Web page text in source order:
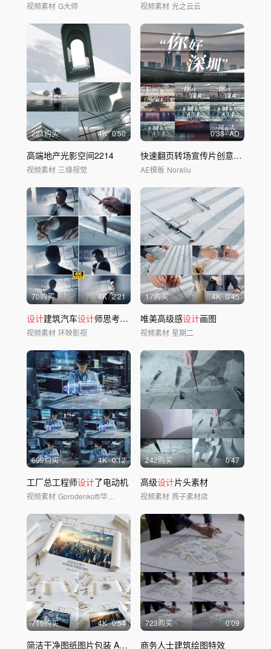
视频素材 G大师 视频素材 光之云云
221购买 4K 0'50
高端地产光影空间2214
视频素材 三缘视觉
0'33 AD
快速翻页转场宣传片创意文艺片头
AE模板 Noraliu
70购买 4K 2'21
设计建筑汽车设计师思考绘图制图画图图纸
视频素材 环映影视
17购买 4K 0'45
唯美高级感设计画图
视频素材 星期二
699购买 4K 0'12
工厂总工程师设计了电动机
视频素材
242购买 0'47
高级设计片头素材
视频素材 燕子素材店
715购买 4K 0'54
简洁干净图纸图片包装 AE模板
723购买 0'09
商务人士建筑绘图特效